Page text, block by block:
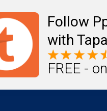
Follow
with
FREE -